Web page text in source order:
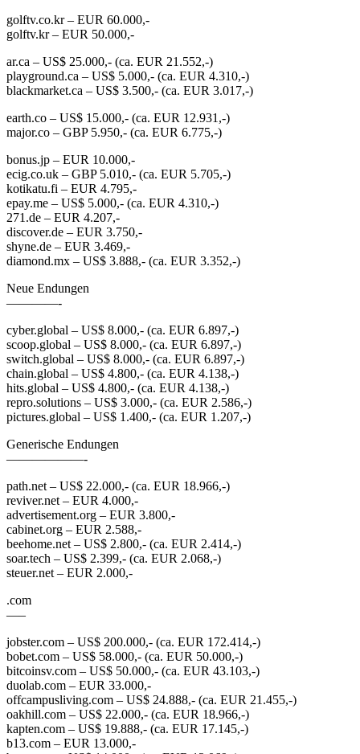
golftv.co.kr – EUR 60.000,-
golftv.kr – EUR 50.000,-
ar.ca – US$ 25.000,- (ca. EUR 21.552,-)
playground.ca – US$ 5.000,- (ca. EUR 4.310,-)
blackmarket.ca – US$ 3.500,- (ca. EUR 3.017,-)
earth.co – US$ 15.000,- (ca. EUR 12.931,-)
major.co – GBP 5.950,- (ca. EUR 6.775,-)
bonus.jp – EUR 10.000,-
ecig.co.uk – GBP 5.010,- (ca. EUR 5.705,-)
kotikatu.fi – EUR 4.795,-
epay.me – US$ 5.000,- (ca. EUR 4.310,-)
271.de – EUR 4.207,-
discover.de – EUR 3.750,-
shyne.de – EUR 3.469,-
diamond.mx – US$ 3.888,- (ca. EUR 3.352,-)
Neue Endungen
————-
cyber.global – US$ 8.000,- (ca. EUR 6.897,-)
scoop.global – US$ 8.000,- (ca. EUR 6.897,-)
switch.global – US$ 8.000,- (ca. EUR 6.897,-)
chain.global – US$ 4.800,- (ca. EUR 4.138,-)
hits.global – US$ 4.800,- (ca. EUR 4.138,-)
repro.solutions – US$ 3.000,- (ca. EUR 2.586,-)
pictures.global – US$ 1.400,- (ca. EUR 1.207,-)
Generische Endungen
——————-
path.net – US$ 22.000,- (ca. EUR 18.966,-)
reviver.net – EUR 4.000,-
advertisement.org – EUR 3.800,-
cabinet.org – EUR 2.588,-
beehome.net – US$ 2.800,- (ca. EUR 2.414,-)
soar.tech – US$ 2.399,- (ca. EUR 2.068,-)
steuer.net – EUR 2.000,-
.com
—–
jobster.com – US$ 200.000,- (ca. EUR 172.414,-)
bobet.com – US$ 58.000,- (ca. EUR 50.000,-)
bitcoinsv.com – US$ 50.000,- (ca. EUR 43.103,-)
duolab.com – EUR 33.000,-
offcampusliving.com – US$ 24.888,- (ca. EUR 21.455,-)
oakhill.com – US$ 22.000,- (ca. EUR 18.966,-)
kapten.com – US$ 19.888,- (ca. EUR 17.145,-)
b13.com – EUR 13.000,-